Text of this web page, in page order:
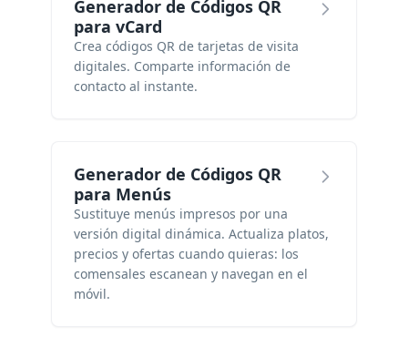
Generador de Códigos QR
para vCard
Crea códigos QR de tarjetas de visita
digitales. Comparte información de
contacto al instante.
Generador de Códigos QR
para Menús
Sustituye menús impresos por una
versión digital dinámica. Actualiza platos,
precios y ofertas cuando quieras: los
comensales escanean y navegan en el
móvil.